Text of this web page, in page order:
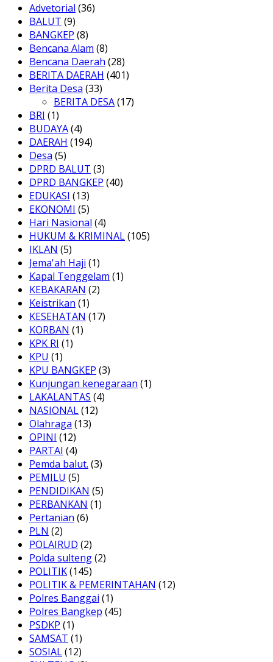
Advetorial (36)
BALUT (9)
BANGKEP (8)
Bencana Alam (8)
Bencana Daerah (28)
BERITA DAERAH (401)
Berita Desa (33)
BERITA DESA(17)
BRI (1)
BUDAYA(4)
DAERAH (194)
Desa (5)
DPRD BALUT (3)
DPRD BANGKEP (40)
EDUKASI (13)
EKONOMI (5)
Hari Nasional (4)
HUKUM & KRIMINAL(105)
IKLAN (5)
Jema'ah Haji (1)
Kapal Tenggelam (1)
KEBAKARAN (2)
Keistrikan (1)
KESEHATAN (17)
KORBAN (1)
KPK RI (1)
KPU (1)
KPU BANGKEP (3)
Kunjungan kenegaraan (1)
LAKALANTAS (4)
NASIONAL(12)
Olahraga (13)
OPINI (12)
PARTAI (4)
Pemda balut. (3)
PEMILU (5)
PENDIDIKAN (5)
PERBANKAN (1)
Pertanian (6)
PLN (2)
POLAIRUD (2)
Polda sulteng(2)
POLITIK(145)
POLITIK & PEMERINTAHAN (12)
Polres Banggai (1)
Polres Bangkep (45)
PSDKP (1)
SAMSAT (1)
SOSIAL(12)